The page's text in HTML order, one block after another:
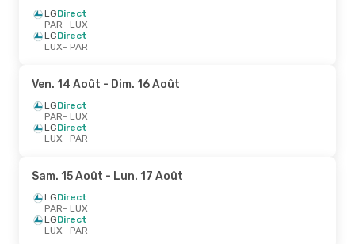
LGDirect
PAR- LUX
LGDirect
LUX- PAR
Ven. 14 Août - Dim. 16 Août
LGDirect
PAR- LUX
LGDirect
LUX- PAR
Sam. 15 Août - Lun. 17 Août
LGDirect
PAR- LUX
LGDirect
LUX- PAR